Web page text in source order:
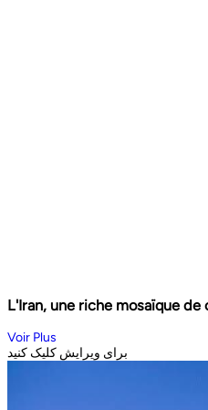
L'Iran, une riche mosaïque
Voir Plus
برای ویرایش کلیک کنید